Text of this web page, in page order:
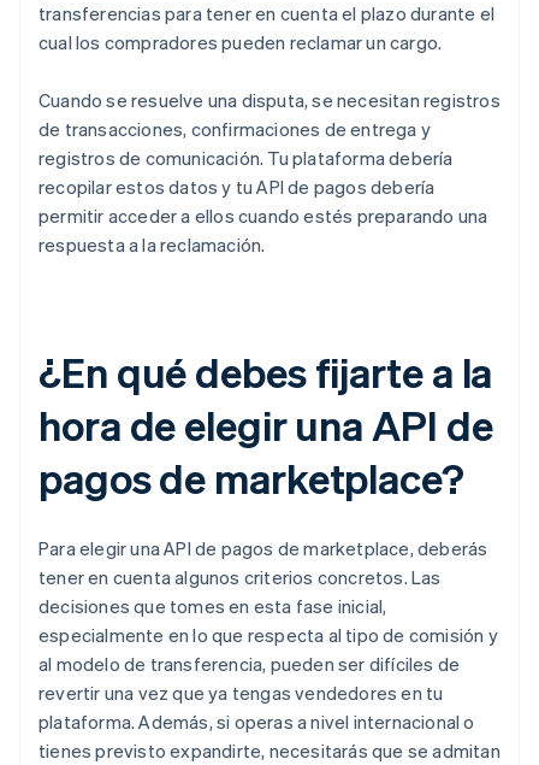
transferencias para tener en cuenta el plazo durante el
cual los compradores pueden reclamar un cargo.
Cuando se resuelve una disputa, se necesitan registros
de transacciones, confirmaciones de entrega y
registros de comunicación. Tu plataforma debería
recopilar estos datos y tu API de pagos debería
permitir acceder a ellos cuando estés preparando una
respuesta a la reclamación.
¿En qué debes fijarte a la
hora de elegir una API de
pagos de marketplace?
Para elegir una API de pagos de marketplace, deberás
tener en cuenta algunos criterios concretos. Las
decisiones que tomes en esta fase inicial,
especialmente en lo que respecta al tipo de comisión y
al modelo de transferencia, pueden ser difíciles de
revertir una vez que ya tengas vendedores en tu
plataforma. Además, si operas a nivel internacional o
tienes previsto expandirte, necesitarás que se admitan